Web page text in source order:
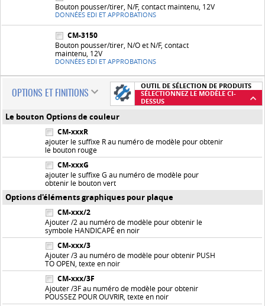
Bouton pousser/tirer, N/F, contact maintenu, 12V
DONNÉES EDI ET APPROBATIONS
CM-3150
Bouton pousser/tirer, N/O et N/F, contact
maintenu, 12V
DONNÉES EDI ET APPROBATIONS
OPTIONS ET FINITIONS
OUTIL DE SÉLECTION DE PRODUITS
SÉLECTIONNEZ LE MODÈLE CI-
DESSUS
Le bouton Options de couleur
CM-xxxR
ajouter le suffixe R au numéro de modèle pour obtenir
le bouton rouge
CM-xxxG
ajouter le suffixe G au numéro de modèle pour
obtenir le bouton vert
Options d'éléments graphiques pour plaque
CM-xxx/2
Ajouter /2 au numéro de modèle pour obtenir le
symbole HANDICAPÉ en noir
CM-xxx/3
Ajouter /3 au numéro de modèle pour obtenir PUSH
TO OPEN, texte en noir
CM-xxx/3F
Ajouter /3F au numéro de modèle pour obtenir
POUSSEZ POUR OUVRIR, texte en noir